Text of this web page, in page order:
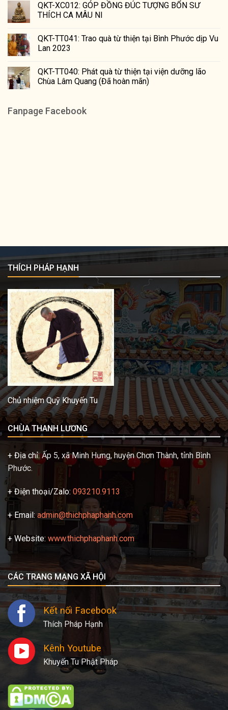
QKT-XC012: GÓP ĐỒNG ĐÚC TƯỢNG BỔN SƯ
THÍCH CA MÂU NI
QKT-TT041: Trao quà từ thiện tại Bình Phước dịp Vu
Lan 2023
QKT-TT040: Phát quà từ thiện tại viện dưỡng lão
Chùa Lâm Quang (Đã hoàn mãn)
Fanpage Facebook
THÍCH PHÁP HẠNH
Chủ nhiệm Quỹ Khuyến Tu
CHÙA THANH LƯƠNG
+ Địa chỉ:Ấp 5, xã Minh Hưng, huyện Chơn Thành, tỉnh Bình
Phước.
+ Điện thoại/Zalo: 093210.9113
+ Email:admin@thichphaphanh.com
+ Website: www.thichphaphanh.com
CÁC TRANG MẠNG XÃ HỘI
Kết nối Facebook
Thích Pháp Hạnh
Kênh Youtube
Khuyến Tu Phật Pháp